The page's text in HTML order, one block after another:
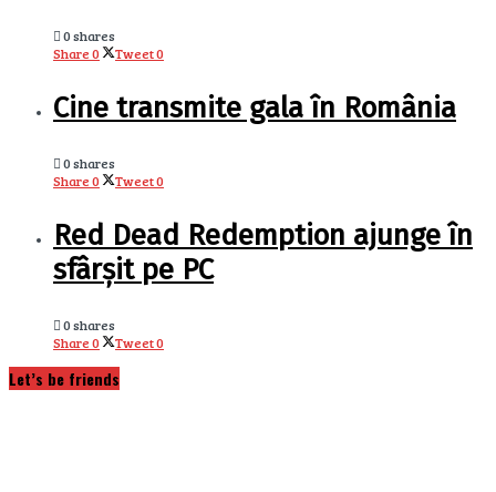
0 shares
Share0 Tweet0
Cine transmite gala în România
0 shares
Share0 Tweet0
Red Dead Redemption ajunge în
sfârșit pe PC
0 shares
Share0 Tweet0
Let’s be friends